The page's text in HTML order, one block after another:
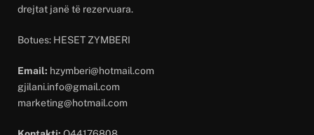
drejtat janë të rezervuara.
Botues: HESET ZYMBERI
Email: hzymberi@hotmail.com
gjilani.info@gmail.com
marketing@hotmail.com